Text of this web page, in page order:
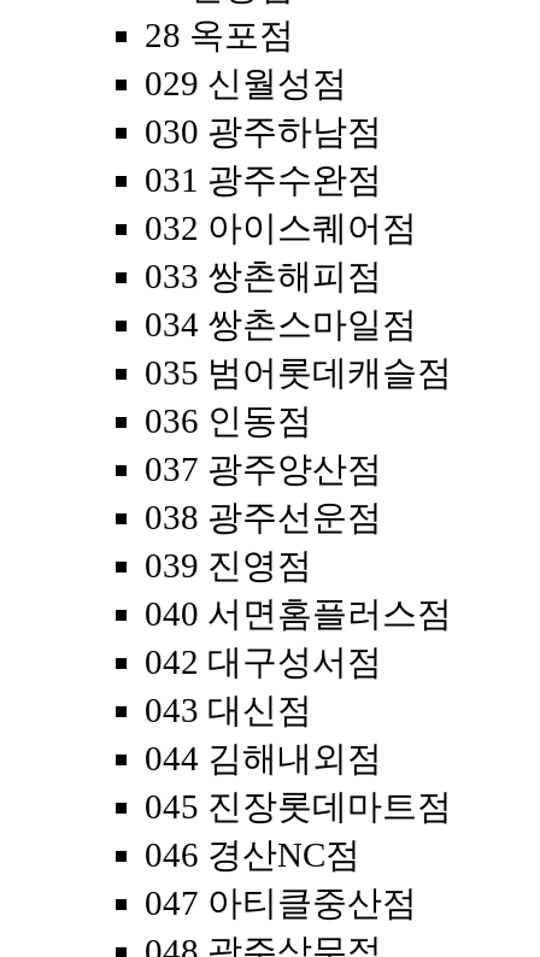
28 옥포점
029 신월성점
030 광주하남점
031 광주수완점
032 아이스퀘어점
033 쌍촌해피점
034 쌍촌스마일점
035 범어롯데캐슬점
036 인동점
037 광주양산점
038 광주선운점
039 진영점
040 서면홈플러스점
042 대구성서점
043 대신점
044 김해내외점
045 진장롯데마트점
046 경산NC점
047 아티클중산점